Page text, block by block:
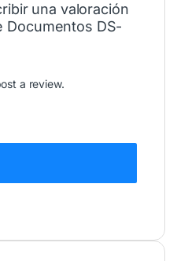
una valoración
Documentos DS-
a review.